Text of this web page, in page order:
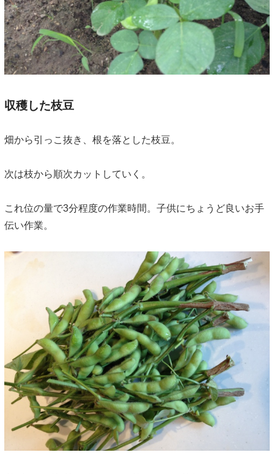
収穫した枝豆
畑から引っこ抜き、根を落とした枝豆。
次は枝から順次カットしていく。
これ位の量で3分程度の作業時間。子供にちょうど良いお手
伝い作業。